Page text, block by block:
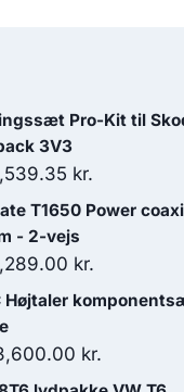
Pro-Kit til
3V3
kr..
kr.
aktuelle
2,539.35
T1650 Power
- 2-vejs
kr..
kr.
aktuelle
er:
1,289.00
Højtaler
kr.
aktuelle